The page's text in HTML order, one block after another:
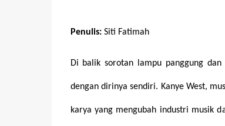
Penulis: Siti Fatimah
Di balik sorotan lampu panggung
dengan dirinya sendiri. Kanye West,
karya yang mengubah industri musik